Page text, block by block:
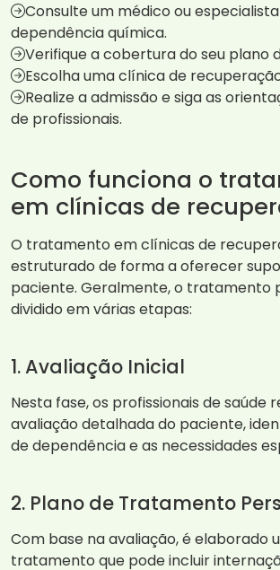
Consulte um médico ou
dependência química.
Verifique a cobertura do seu plano
Escolha uma clínica de
Realize a admissão e siga as
de profissionais.
Como funciona o
em clínicas de
O tratamento em clínicas de
estruturado de forma a oferecer
paciente. Geralmente, o tratamento
dividido em várias etapas:
1. Avaliação Inicial
Nesta fase, os profissionais de saúde
avaliação detalhada do paciente,
de dependência e as necessidades
2. Plano de Tratamento
Com base na avaliação, é elaborado
tratamento que pode incluir